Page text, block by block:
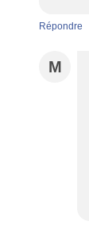
Répondre
M